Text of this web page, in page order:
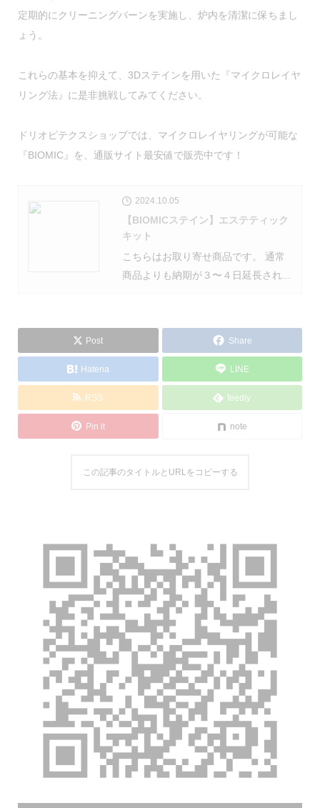
定期的に クリーニングバーンを実施し、炉内を清潔に保ちまし
ょう 。
これらの基本を抑えて、3Dステインを用いた『マイクロレイヤ
リング法』に是非挑戦してみてください。
ドリオピテクスショップでは、マイクロレイヤリングが可能な
『BIOMIC』を、通販サイト最安値で販売中です！
2024.10.05
【BIOMICステイン】エステティック
キット
こちらはお取り寄せ商品です。 通常
商品よりも納期が３〜４日延長され...
Post Share
Hatena LINE
RSS feedly
Pin it note
この記事のタイトルとURLをコピーする